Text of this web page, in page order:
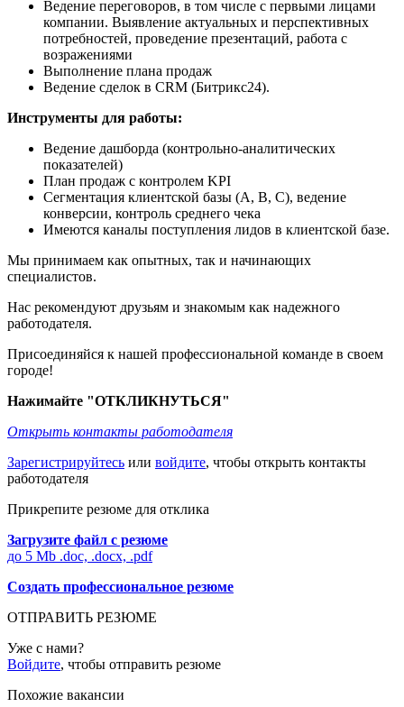
Ведение переговоров, в том числе с первыми лицами
компании. Выявление актуальных и перспективных
потребностей, проведение презентаций, работа с
возражениями
Выполнение плана продаж
Ведение сделок в CRM (Битрикс24).
Инструменты для работы:
Ведение дашборда (контрольно-аналитических
показателей)
План продаж с контролем KPI
Сегментация клиентской базы (А, В, C), ведение
конверсии, контроль среднего чека
Имеются каналы поступления лидов в клиентской базе.
Мы принимаем как опытных, так и начинающих
специалистов.
Нас рекомендуют друзьям и знакомым как надежного
работодателя.
Присоединяйся к нашей профессиональной команде в своем
городе!
Нажимайте "ОТКЛИКНУТЬСЯ"
Открыть контакты работодателя
Зарегистрируйтесь или войдите, чтобы открыть контакты
работодателя
Прикрепите резюме для отклика
Загрузите файл с резюме
до 5 Mb .doc, .docx, .pdf
Создать профессиональное резюме
ОТПРАВИТЬ РЕЗЮМЕ
Уже с нами?
Войдите, чтобы отправить резюме
Похожие вакансии